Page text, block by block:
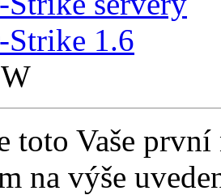
Strike 1.6
toto Vaše
na výše